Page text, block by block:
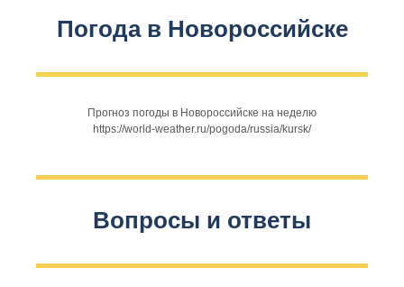
Погода в Новороссийске
Прогноз погоды в Новороссийске на неделю
https://world-weather.ru/pogoda/russia/kursk/
Вопросы и ответы